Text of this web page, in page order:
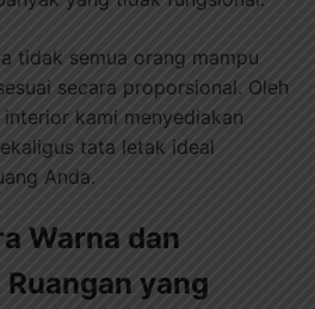
tidak semua orang mampu
secara proporsional. Oleh
kami menyediakan
tata letak ideal
Anda.
Warna dan
yang